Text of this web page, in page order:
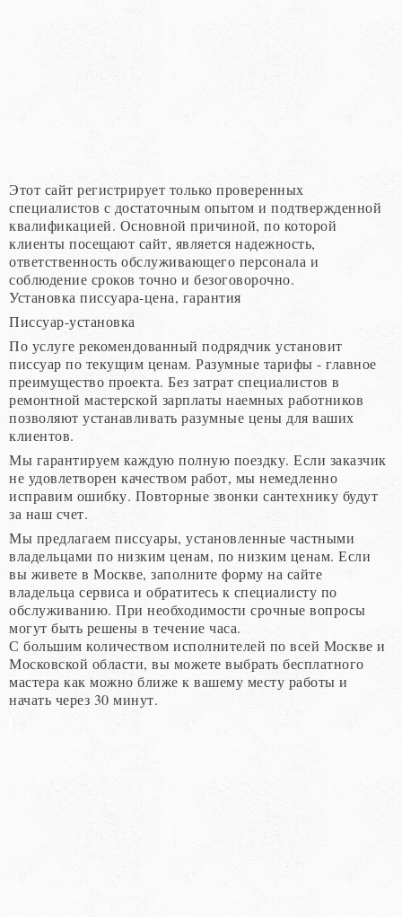
Этот сайт регистрирует только проверенных
специалистов с достаточным опытом и подтвержденной
квалификацией. Основной причиной, по которой
клиенты посещают сайт, является надежность,
ответственность обслуживающего персонала и
соблюдение сроков точно и безоговорочно.
Установка писсуара-цена, гарантия
Писсуар-установка
По услуге рекомендованный подрядчик установит
писсуар по текущим ценам. Разумные тарифы - главное
преимущество проекта. Без затрат специалистов в
ремонтной мастерской зарплаты наемных работников
позволяют устанавливать разумные цены для ваших
клиентов.
Мы гарантируем каждую полную поездку. Если заказчик
не удовлетворен качеством работ, мы немедленно
исправим ошибку. Повторные звонки сантехнику будут
за наш счет.
Мы предлагаем писсуары, установленные частными
владельцами по низким ценам, по низким ценам. Если
вы живете в Москве, заполните форму на сайте
владельца сервиса и обратитесь к специалисту по
обслуживанию. При необходимости срочные вопросы
могут быть решены в течение часа.
С большим количеством исполнителей по всей Москве и
Московской области, вы можете выбрать бесплатного
мастера как можно ближе к вашему месту работы и
начать через 30 минут.